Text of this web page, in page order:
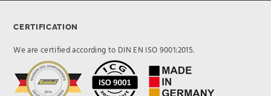
CERTIFICATION
We are certified according to DIN EN ISO 9001:2015.